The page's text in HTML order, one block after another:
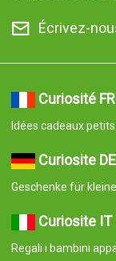
Écrivez-
Curiosité FR
Idées cadeaux
Curiosite DE
Geschenke für
Curiosite IT
Regali i bambini